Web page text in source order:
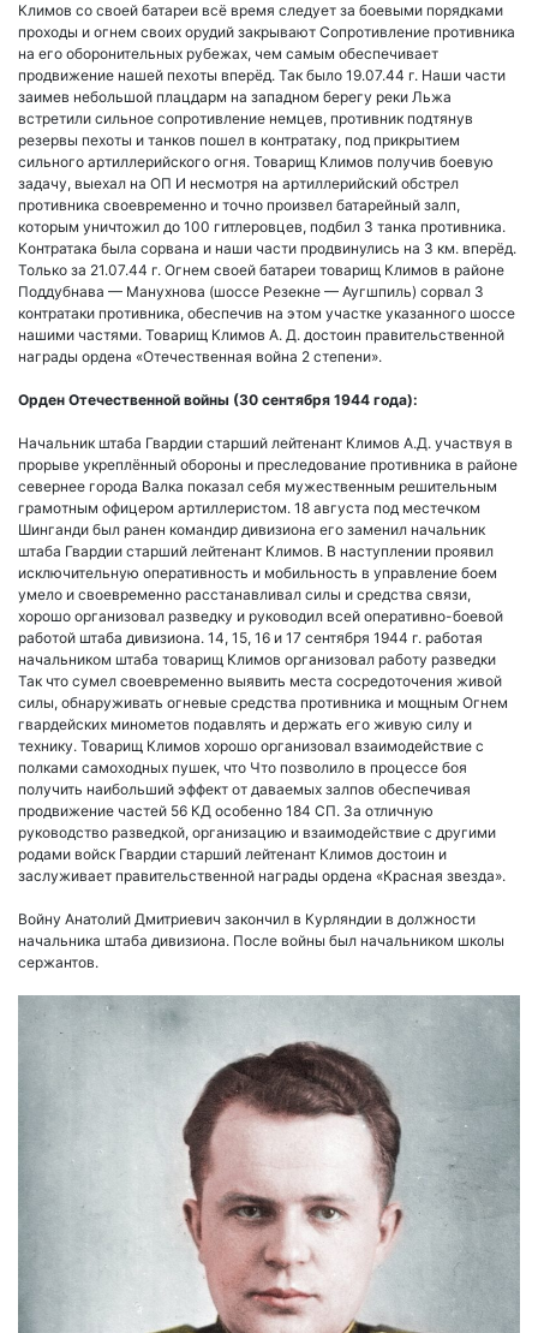
Климов со своей батареи всё время следует за боевыми порядками
проходы и огнем своих орудий закрывают Сопротивление противника
на его оборонительных рубежах, чем самым обеспечивает
продвижение нашей пехоты вперёд. Так было 19.07.44 г. Наши части
заимев небольшой плацдарм на западном берегу реки Льжа
встретили сильное сопротивление немцев, противник подтянув
резервы пехоты и танков пошел в контратаку, под прикрытием
сильного артиллерийского огня. Товарищ Климов получив боевую
задачу, выехал на ОП И несмотря на артиллерийский обстрел
противника своевременно и точно произвел батарейный залп,
которым уничтожил до 100 гитлеровцев, подбил 3 танка противника.
Контратака была сорвана и наши части продвинулись на 3 км. вперёд.
Только за 21.07.44 г. Огнем своей батареи товарищ Климов в районе
Поддубнава — Манухнова (шоссе Резекне — Аугшпиль) сорвал 3
контратаки противника, обеспечив на этом участке указанного шоссе
нашими частями. Товарищ Климов А. Д. достоин правительственной
награды ордена «Отечественная война 2 степени».
Орден Отечественной войны (30 сентября 1944 года):
Начальник штаба Гвардии старший лейтенант Климов A.Д. участвуя в
прорыве укреплённый обороны и преследование противника в районе
севернее города Валка показал себя мужественным решительным
грамотным офицером артиллеристом. 18 августа под местечком
Шинганди был ранен командир дивизиона его заменил начальник
штаба Гвардии старший лейтенант Климов. В наступлении проявил
исключительную оперативность и мобильность в управление боем
умело и своевременно расстанавливал силы и средства связи,
хорошо организовал разведку и руководил всей оперативно-боевой
работой штаба дивизиона. 14, 15, 16 и 17 сентября 1944 г. работая
начальником штаба товарищ Климов организовал работу разведки
Так что сумел своевременно выявить места сосредоточения живой
силы, обнаруживать огневые средства противника и мощным Огнем
гвардейских минометов подавлять и держать его живую силу и
технику. Товарищ Климов хорошо организовал взаимодействие с
полками самоходных пушек, что Что позволило в процессе боя
получить наибольший эффект от даваемых залпов обеспечивая
продвижение частей 56 КД особенно 184 СП. За отличную
руководство разведкой, организацию и взаимодействие с другими
родами войск Гвардии старший лейтенант Климов достоин и
заслуживает правительственной награды ордена «Красная звезда».
Войну Анатолий Дмитриевич закончил в Курляндии в должности
начальника штаба дивизиона. После войны был начальником школы
сержантов.